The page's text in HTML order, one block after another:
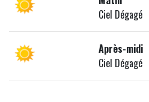
Ciel
Après-midi
Ciel